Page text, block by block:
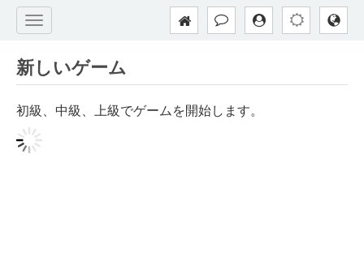
新しいゲーム
初級、中級、上級でゲームを開始します。